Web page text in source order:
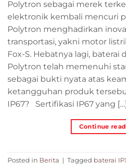
Polytron sebagai merek
elektronik kembali mencuri
Polytron menghadirkan
transportasi, yakni motor
Fox-S. Hebatnya lagi, baterai
Polytron telah memenuhi
sebagai bukti nyata atas
ketangguhan produk
IP67? Sertifikasi IP67 yang
Continue
Posted in Berita | Tagged baterai